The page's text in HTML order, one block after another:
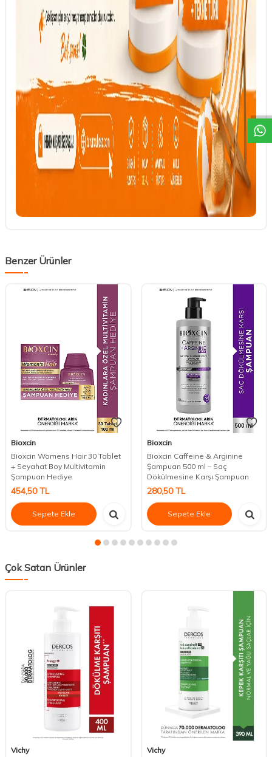
DESTEK
Benzer Ürünler
Bioxcin
Bioxcin Womens Hair 30 Tablet
+ Seyahat Boy Multivitamin
Şampuan Hediye
454,50TL
Sepete Ekle
Bioxcin
Bioxcin Caffeine & Arginine
Şampuan 500 ml – Saç
Dökülmesine Karşı Şampuan
280,50TL
Sepete Ekle
Çok Satan Ürünler
Vichy
Vichy